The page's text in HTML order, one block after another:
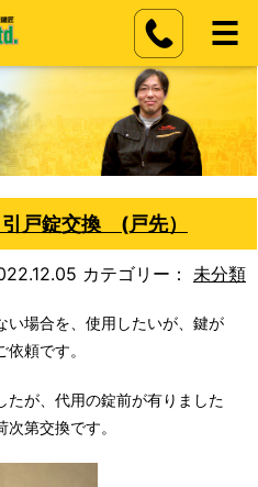
戸錠交換 (戸先）
カテゴリー： 未分類
い場合を、使用したいが、鍵が
頼です。
たが、代用の錠前が有りました
第交換です。